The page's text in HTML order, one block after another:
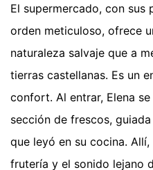
El supermercado, con sus
orden meticuloso, ofrece
naturaleza salvaje que a
tierras castellanas. Es un
confort. Al entrar, Elena
sección de frescos,
que leyó en su cocina.
frutería y el sonido lejano